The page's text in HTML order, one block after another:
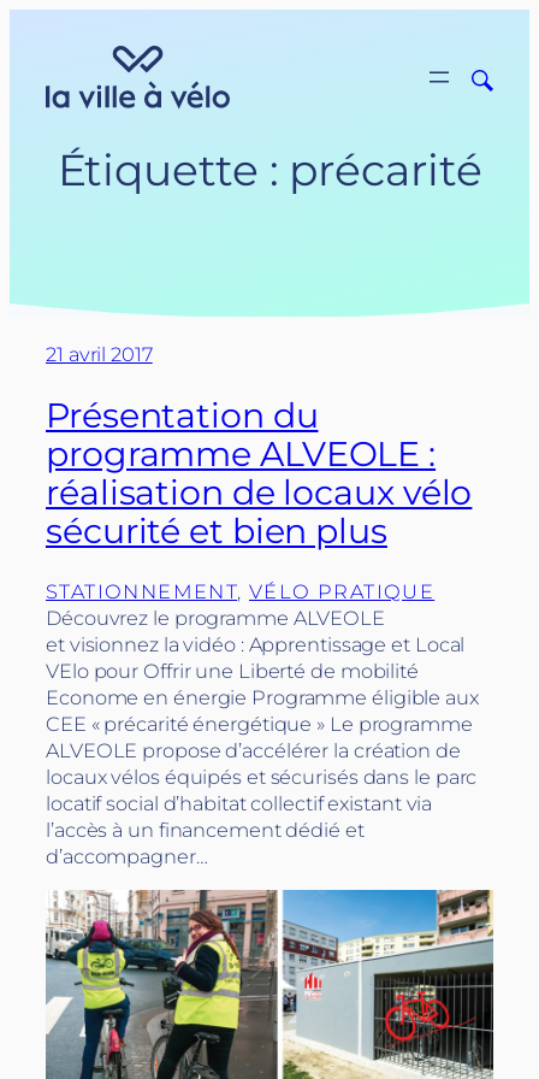
Étiquette : précarité
21 avril 2017
Présentation du
programme ALVEOLE :
réalisation de locaux vélo
sécurité et bien plus
STATIONNEMENT, VÉLO PRATIQUE
Découvrez le programme ALVEOLE
et visionnez la vidéo : Apprentissage et Local
VElo pour Offrir une Liberté de mobilité
Econome en énergie Programme éligible aux
CEE « précarité énergétique » Le programme
ALVEOLE propose d’accélérer la création de
locaux vélos équipés et sécurisés dans le parc
locatif social d’habitat collectif existant via
l’accès à un financement dédié et
d’accompagner…